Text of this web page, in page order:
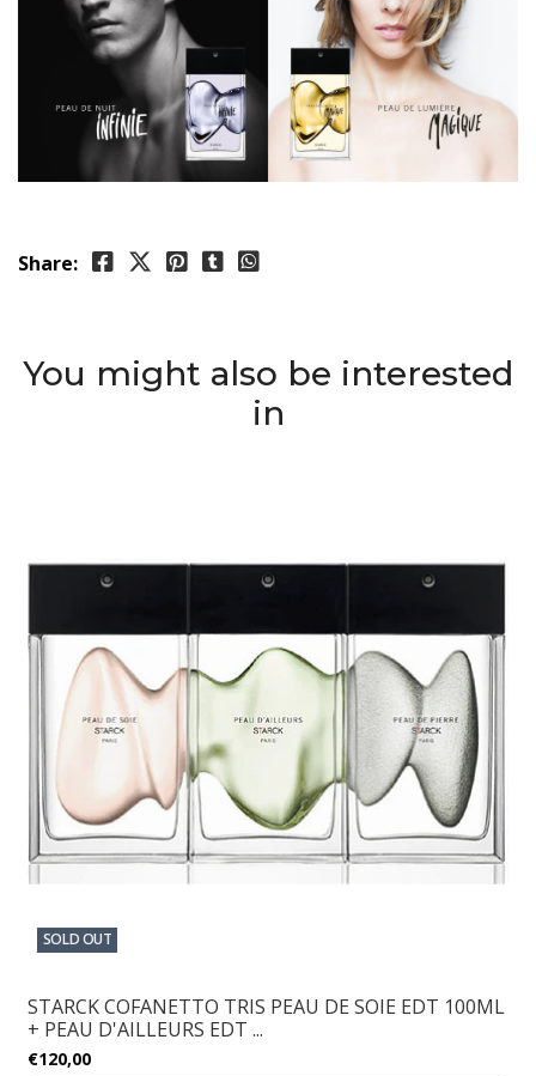
Share:
You might also be interested
in
SOLD OUT
STARCK COFANETTO TRIS PEAU DE SOIE EDT 100ML
+ PEAU D'AILLEURS EDT ...
€120,00